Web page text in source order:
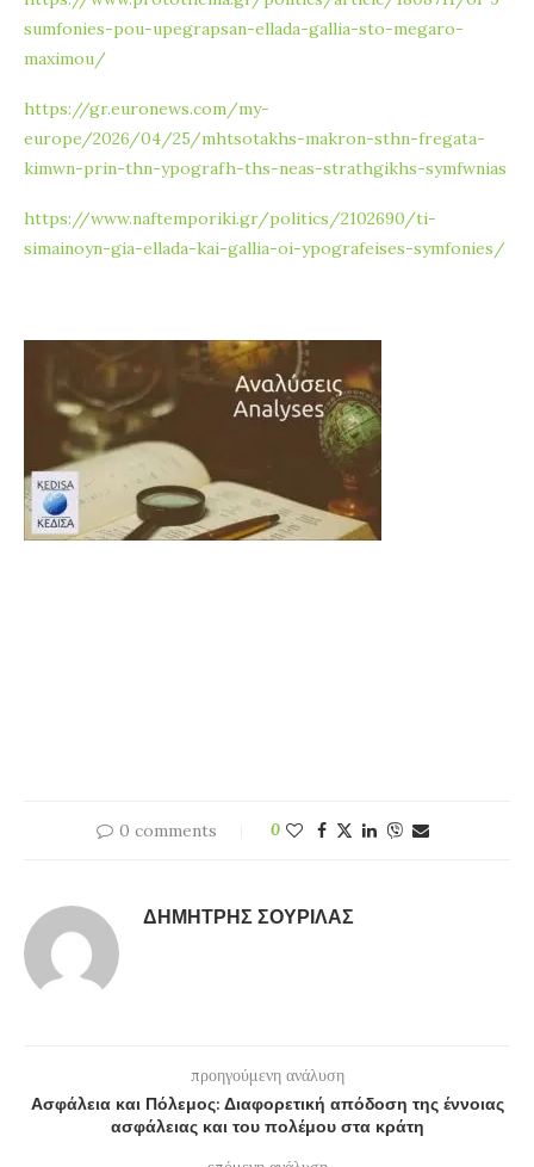
sumfonies-pou-upegrapsan-ellada-gallia-sto-megaro-
maximou/
https://gr.euronews.com/my-
europe/2026/04/25/mhtsotakhs-makron-sthn-fregata-
kimwn-prin-thn-ypografh-ths-neas-strathgikhs-symfwnias
https://www.naftemporiki.gr/politics/2102690/ti-
simainoyn-gia-ellada-kai-gallia-oi-ypografeises-symfonies/
0 comments 0
ΔΗΜΉΤΡΗΣ ΣΟΥΡΊΛΑΣ
προηγούμενη ανάλυση
Ασφάλεια και Πόλεμος: Διαφορετική απόδοση της έννοιας
ασφάλειας και του πολέμου στα κράτη